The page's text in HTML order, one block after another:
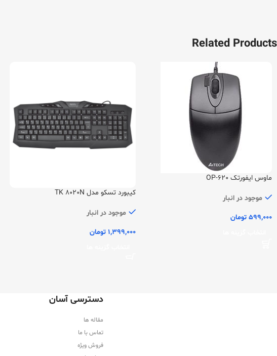
Related Products
ماوس ایفورتک OP-620
موجود در انبار
599,000 تومان
کیبورد تسکو مدل TK 8020N
موجود در انبار
1,399,000 تومان
دسترسی آسان
مقاله ها
تماس با ما
فروش ویژه